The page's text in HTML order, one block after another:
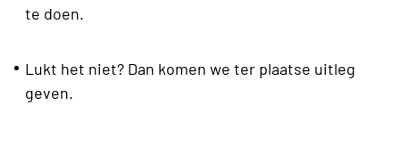
te doen.
Lukt het niet? Dan komen we ter plaatse uitleg
geven.